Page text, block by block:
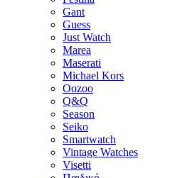
Gant
Guess
Just Watch
Marea
Maserati
Michael Kors
Oozoo
Q&Q
Season
Seiko
Smartwatch
Vintage Watches
Visetti